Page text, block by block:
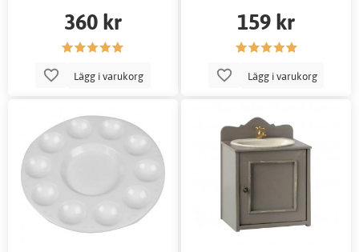
360 kr
Lägg i varukorg
159 kr
Lägg i varukorg